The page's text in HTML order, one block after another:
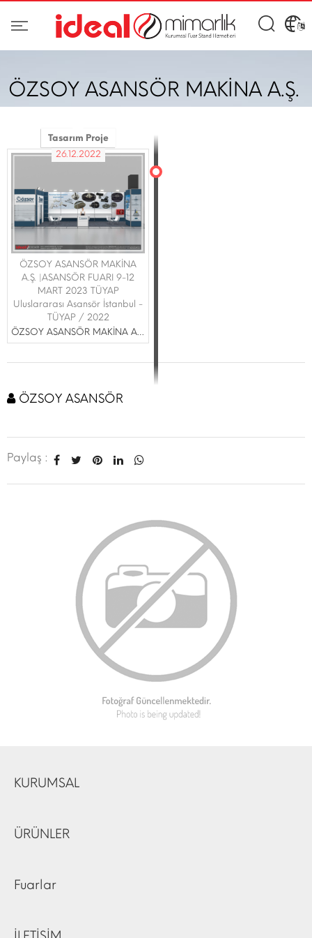
ÖZSOY ASANSÖR MAKİNA A.Ş.
Tasarım Proje
26.12.2022
ÖZSOY ASANSÖR MAKİNA
A.Ş. |ASANSÖR FUARI 9-12
MART 2023 TÜYAP
Uluslararası Asansör İstanbul -
TÜYAP / 2022
ÖZSOY ASANSÖR MAKİNA A.Ş.
ÖZSOY ASANSÖR
Paylaş :
KURUMSAL
ÜRÜNLER
Fuarlar